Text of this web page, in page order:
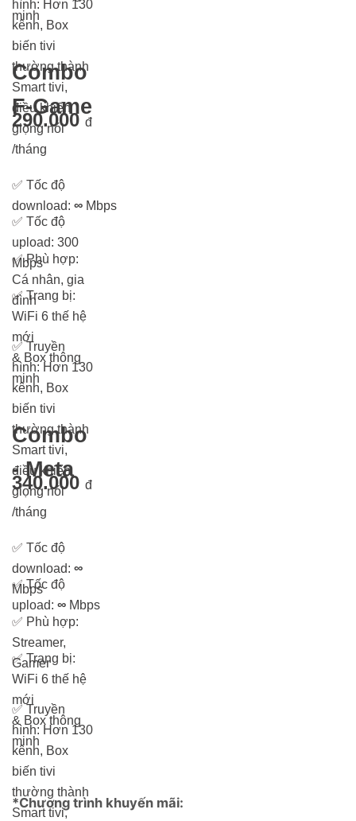
minh
hình: Hơn 130
kênh, Box
biến tivi
thường thành
Smart tivi,
điều khiển
giọng nói
Combo
F-Game
290.000 đ
/tháng
✅ Tốc độ
download: ∞ Mbps
✅ Tốc độ
upload: 300
Mbps
✅Phù hợp:
Cá nhân, gia
đình
✅Trang bị:
WiFi 6 thế hệ
mới
& Box thông
minh
✅ Truyền
hình: Hơn 130
kênh, Box
biến tivi
thường thành
Smart tivi,
điều khiển
giọng nói
Combo
- Meta
340.000 đ
/tháng
✅ Tốc độ
download: ∞
Mbps
✅Tốc độ
upload: ∞ Mbps
✅ Phù hợp:
Streamer,
Gamer
✅Trang bị:
WiFi 6 thế hệ
mới
& Box thông
minh
✅ Truyền
hình: Hơn 130
kênh, Box
biến tivi
thường thành
Smart tivi,
*Chương trình khuyến mãi: